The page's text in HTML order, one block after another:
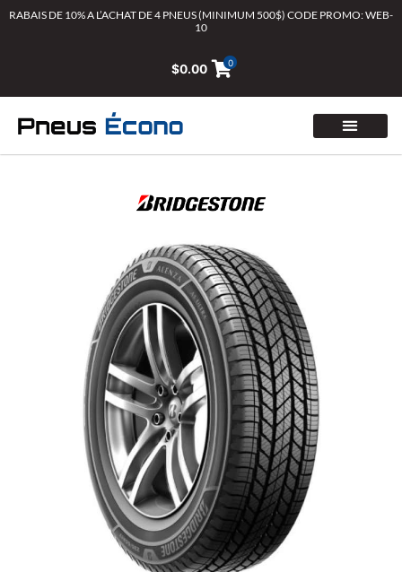
AllerRABAIS DE 10% A L’ACHAT DE 4 PNEUS (MINIMUM 500$) CODE PROMO: WEB-
10
$0.00 0